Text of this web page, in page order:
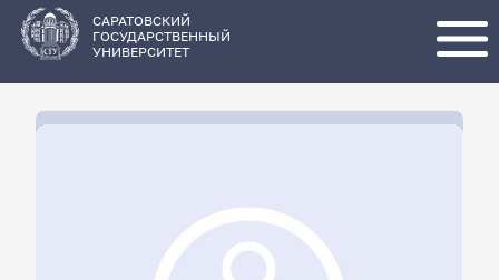
основному
содержанию
САРАТОВСКИЙ
ГОСУДАРСТВЕННЫЙ
УНИВЕРСИТЕТ